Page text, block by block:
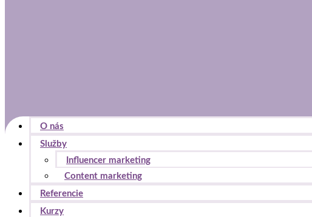
O nás
Služby
Influencer marketing
Content marketing
Referencie
Kurzy